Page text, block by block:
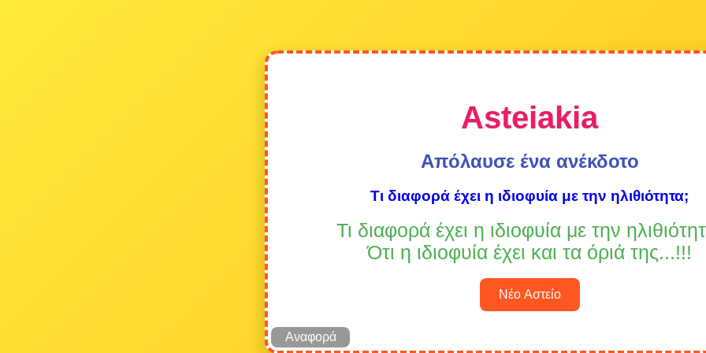
Asteiakia
Απόλαυσε ένα ανέκδοτο
Τι διαφορά έχει η ιδιοφυία με την ηλιθιότητα;
Τι διαφορά έχει η ιδιοφυία με την
Ότι η ιδιοφυία έχει και τα όριά της...!!!
Νέο Αστείο
Αναφορά